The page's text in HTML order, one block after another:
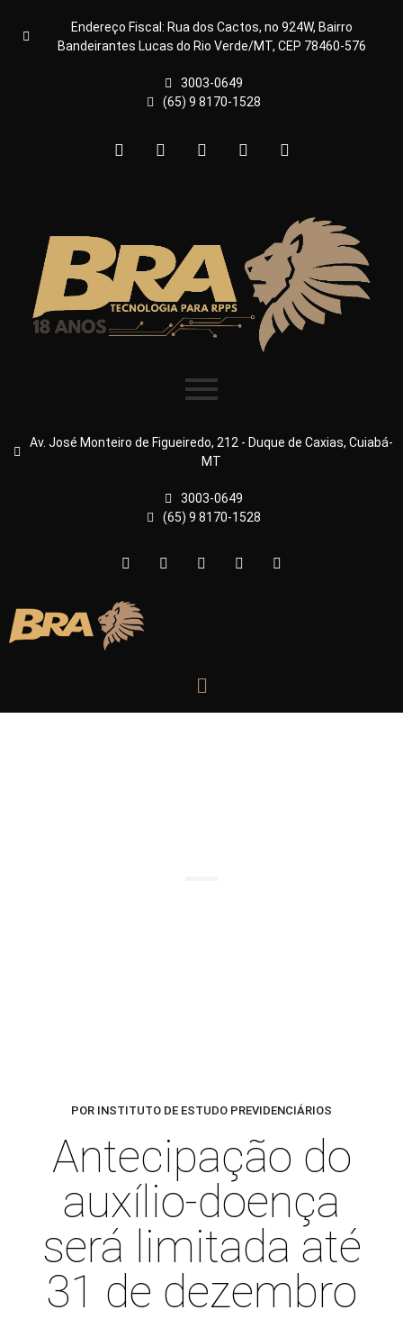
Endereço Fiscal: Rua dos Cactos, no 924W, Bairro
Bandeirantes Lucas do Rio Verde/MT, CEP 78460-576
3003-0649
(65) 9 8170-1528
Av. José Monteiro de Figueiredo, 212 - Duque de Caxias, Cuiabá-
MT
3003-0649
(65) 9 8170-1528
POR INSTITUTO DE ESTUDO PREVIDENCIÁRIOS
Antecipação do
auxílio-doença
será limitada até
31 de dezembro